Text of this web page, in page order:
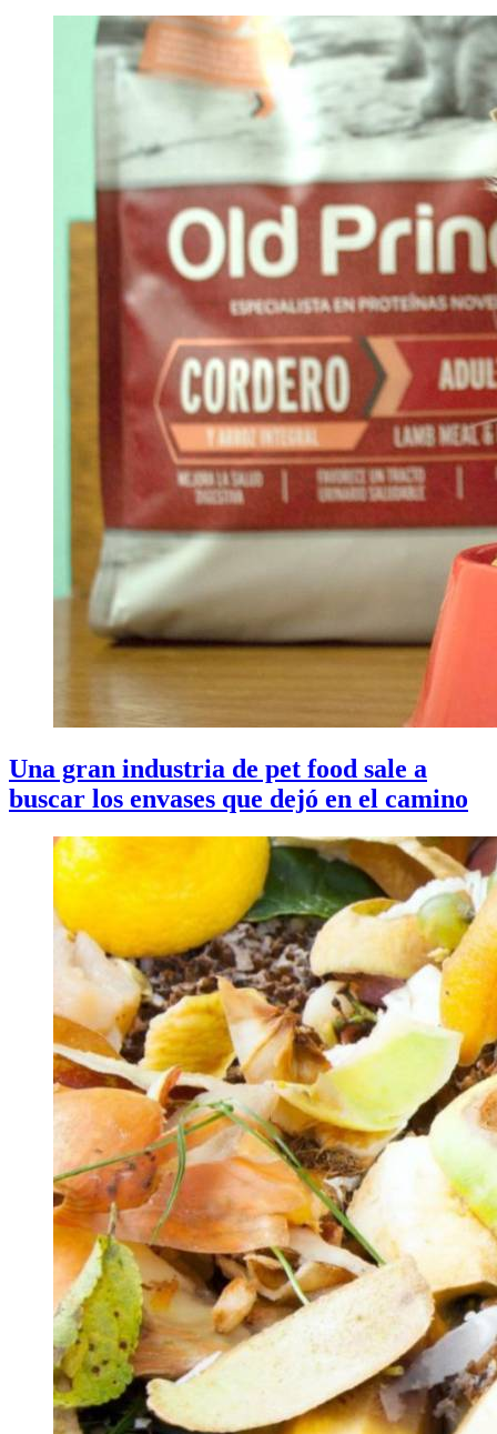
Una gran industria de pet food sale a
buscar los envases que dejó en el camino